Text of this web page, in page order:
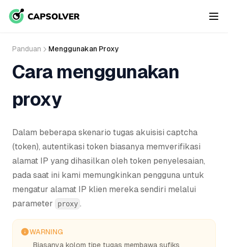
Panduan Menggunakan Proxy
Cara menggunakan
proxy
Dalam beberapa skenario tugas akuisisi captcha
(token), autentikasi token biasanya memverifikasi
alamat IP yang dihasilkan oleh token penyelesaian,
pada saat ini kami memungkinkan pengguna untuk
mengatur alamat IP klien mereka sendiri melalui
parameter
proxy .
WARNING
Biasanya kolom tipe tugas membawa sufiks